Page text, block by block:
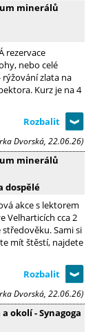
minerálů
rezervace
nebo celé
rýžování zlata na
Kurz je na 4
Dvorská, 22.06.26)
minerálů
dospělé
akce s lektorem
Velharticích cca 2
Sami si
mít štěstí, najdete
Dvorská, 22.06.26)
okolí - Synagoga